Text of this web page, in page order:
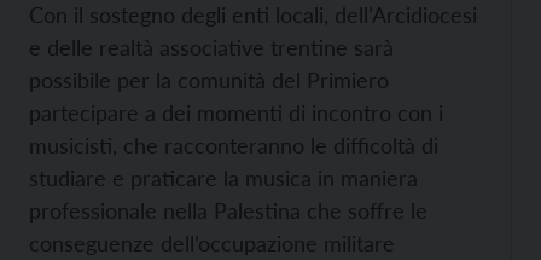
Con il sostegno degli enti locali, dell’Arcidiocesi
e delle realtà associative trentine sarà
possibile per la comunità del Primiero
partecipare a dei momenti di incontro con i
musicisti, che racconteranno le difficoltà di
studiare e praticare la musica in maniera
professionale nella Palestina che soffre le
conseguenze dell’occupazione militare